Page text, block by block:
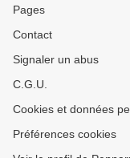
Pages
Contact
Signaler un abus
C.G.U.
Cookies et données
Préférences cookies